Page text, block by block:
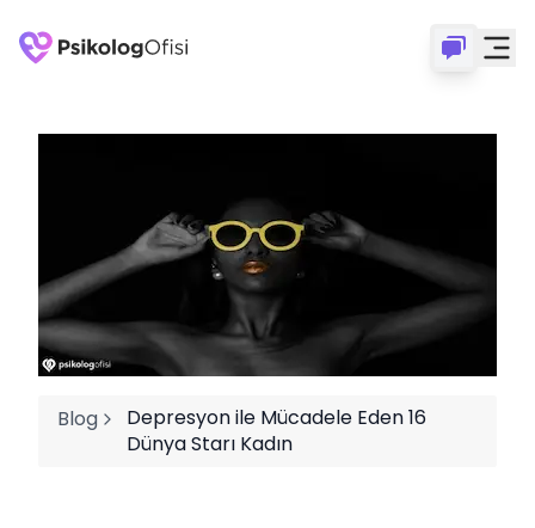
Blog
Depresyon ile Mücadele Eden 16
Dünya Starı Kadın